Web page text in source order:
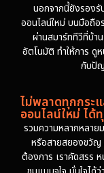
นอกจากนี้ยังรองรั
ออนไลน์ใหม่ บนมือถือ
ผ่านสมาร์ททีวีที่บ้า
อัตโนมัติ ทำให้การ ดู
กับปั
ไม่พลาดทุกกระ
ออนไลน์ใหม่ ได้
รวมความหลากหลาย
หรือสายสยองขวัญ
ต้องการ เราคัดสรร